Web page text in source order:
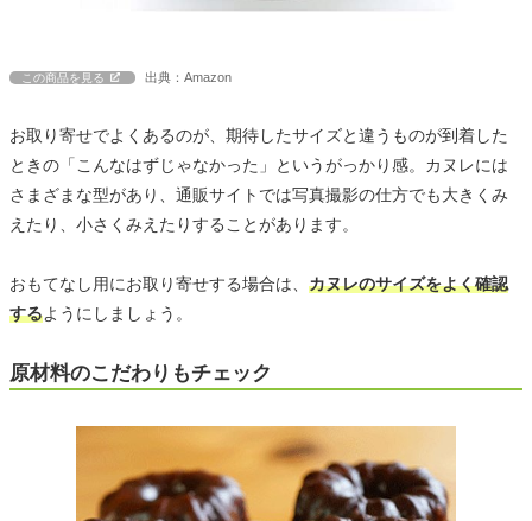
この商品を見る 出典：Amazon
お取り寄せでよくあるのが、期待したサイズと違うものが到着した
ときの「こんなはずじゃなかった」というがっかり感。カヌレには
さまざまな型があり、通販サイトでは写真撮影の仕方でも大きくみ
えたり、小さくみえたりすることがあります。
おもてなし用にお取り寄せする場合は、 カヌレのサイズをよく確認
するようにしましょう。
原材料のこだわりもチェック